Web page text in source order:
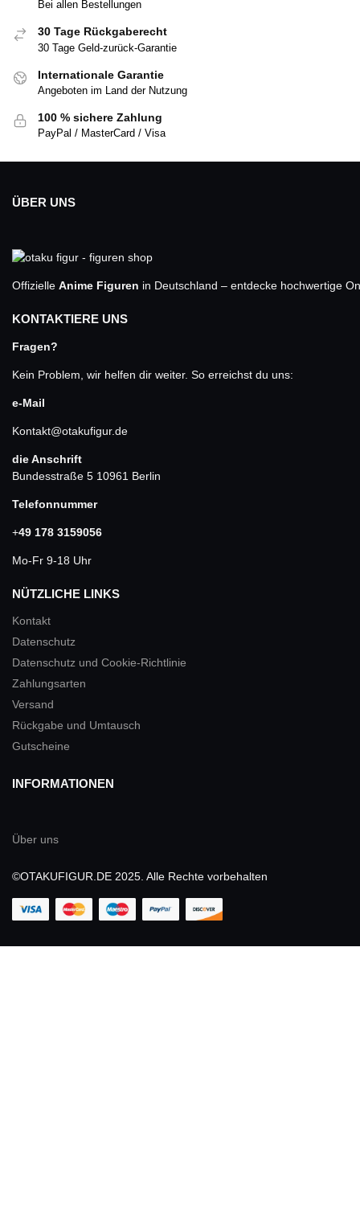
Bei allen Bestellungen
30 Tage Rückgaberecht
30 Tage Geld-zurück-Garantie
Internationale Garantie
Angeboten im Land der Nutzung
100 % sichere Zahlung
PayPal / MasterCard / Visa
ÜBER UNS
Offizielle Anime Figuren in Deutschland – entdecke hochwertige
KONTAKTIERE UNS
Fragen?
Kein Problem, wir helfen dir weiter. So erreichst du uns:
e-Mail
Kontakt@otakufigur.de
die Anschrift
Bundesstraße 5 10961 Berlin
Telefonnummer
+49 178 3159056
Mo-Fr 9-18 Uhr
NÜTZLICHE LINKS
Kontakt
Datenschutz
Datenschutz und Cookie-Richtlinie
Zahlungsarten
Versand
Rückgabe und Umtausch
Gutscheine
INFORMATIONEN
Über uns
©OTAKUFIGUR.DE 2025. Alle Rechte vorbehalten